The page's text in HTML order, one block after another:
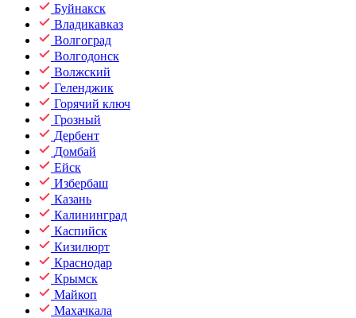
Буйнакск
Владикавказ
Волгоград
Волгодонск
Волжский
Геленджик
Горячий ключ
Грозный
Дербент
Домбай
Ейск
Избербаш
Казань
Калининград
Каспийск
Кизилюрт
Краснодар
Крымск
Майкоп
Махачкала